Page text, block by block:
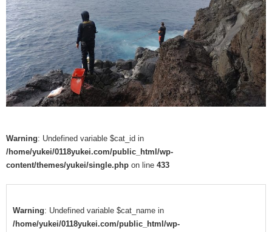
Warning: Undefined variable $cat_id in
/home/yukei/0118yukei.com/public_html/wp-
content/themes/yukei/single.php on line 433
Warning: Undefined variable $cat_name in
/home/yukei/0118yukei.com/public_html/wp-